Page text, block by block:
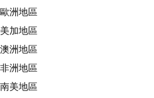
歐洲地區
美加地區
澳洲地區
非洲地區
南美地區